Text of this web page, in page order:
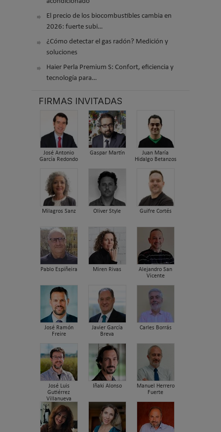
El precio de los biocombustibles cambia en
2026: fuerte subi…
¿Cómo detectar el gas radón? Medición y
soluciones
Haier Perla Premium S: Confort, eficiencia y
tecnología para…
FIRMAS INVITADAS
José Antonio
García Redondo
Gaspar Martín
Juan María
Hidalgo Betanzos
Milagros Sanz Oliver Style Guifre Cortés
Pablo Espiñeira Miren Rivas
Alejandro San
Vicente
José Ramón
Freire
Javier García
Breva
Carles Borrás
José Luis
Gutiérrez
Villanueva
Iñaki Alonso
Manuel Herrero
Fuerte